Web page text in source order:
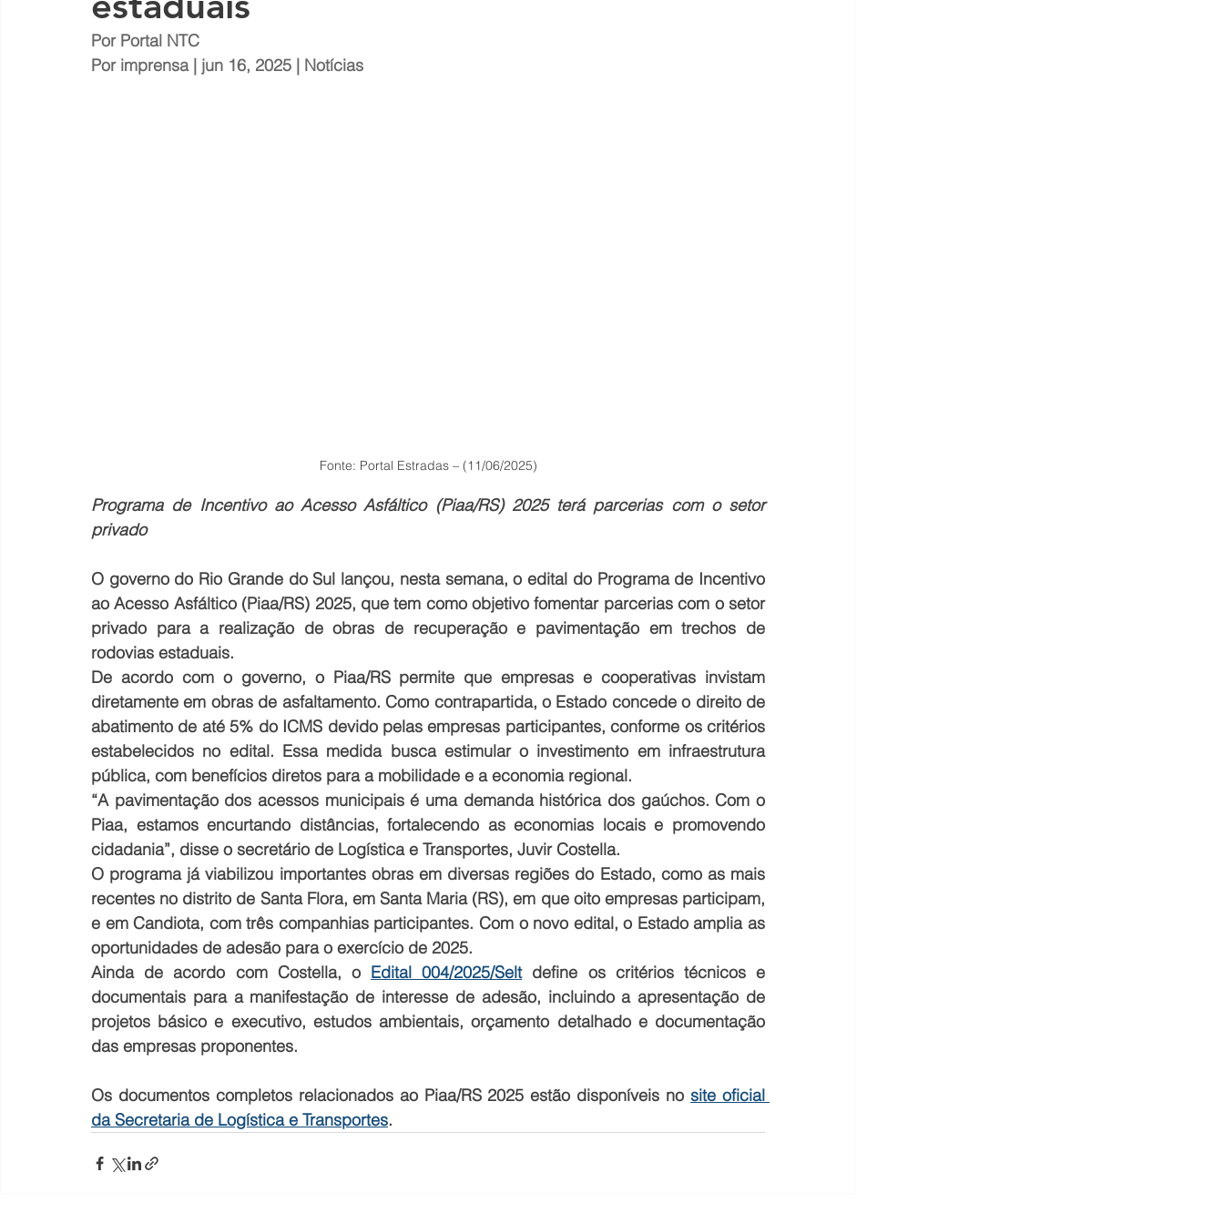
Por Portal NTC
Por imprensa | jun 16, 2025 | Notícias
Fonte: Portal Estradas – (11/06/2025)
Programa de Incentivo ao Acesso Asfáltico (Piaa/RS) 2025 terá parcerias com o setor
privado
O governo do Rio Grande do Sul lançou, nesta semana, o edital do Programa de Incentivo
ao Acesso Asfáltico (Piaa/RS) 2025, que tem como objetivo fomentar parcerias com o setor
privado para a realização de obras de recuperação e pavimentação em trechos de
rodovias estaduais.
De acordo com o governo, o Piaa/RS permite que empresas e cooperativas invistam
diretamente em obras de asfaltamento. Como contrapartida, o Estado concede o direito de
abatimento de até 5% do ICMS devido pelas empresas participantes, conforme os critérios
estabelecidos no edital. Essa medida busca estimular o investimento em infraestrutura
pública, com benefícios diretos para a mobilidade e a economia regional.
“A pavimentação dos acessos municipais é uma demanda histórica dos gaúchos. Com o
Piaa, estamos encurtando distâncias, fortalecendo as economias locais e promovendo
cidadania”, disse o secretário de Logística e Transportes, Juvir Costella.
O programa já viabilizou importantes obras em diversas regiões do Estado, como as mais
recentes no distrito de Santa Flora, em Santa Maria (RS), em que oito empresas participam,
e em Candiota, com três companhias participantes. Com o novo edital, o Estado amplia as
oportunidades de adesão para o exercício de 2025.
Ainda de acordo com Costella, o Edital 004/2025/Selt define os critérios técnicos e
documentais para a manifestação de interesse de adesão, incluindo a apresentação de
projetos básico e executivo, estudos ambientais, orçamento detalhado e documentação
das empresas proponentes.
Os documentos completos relacionados ao Piaa/RS 2025 estão disponíveis no site oficial
da Secretaria de Logística e Transportes.